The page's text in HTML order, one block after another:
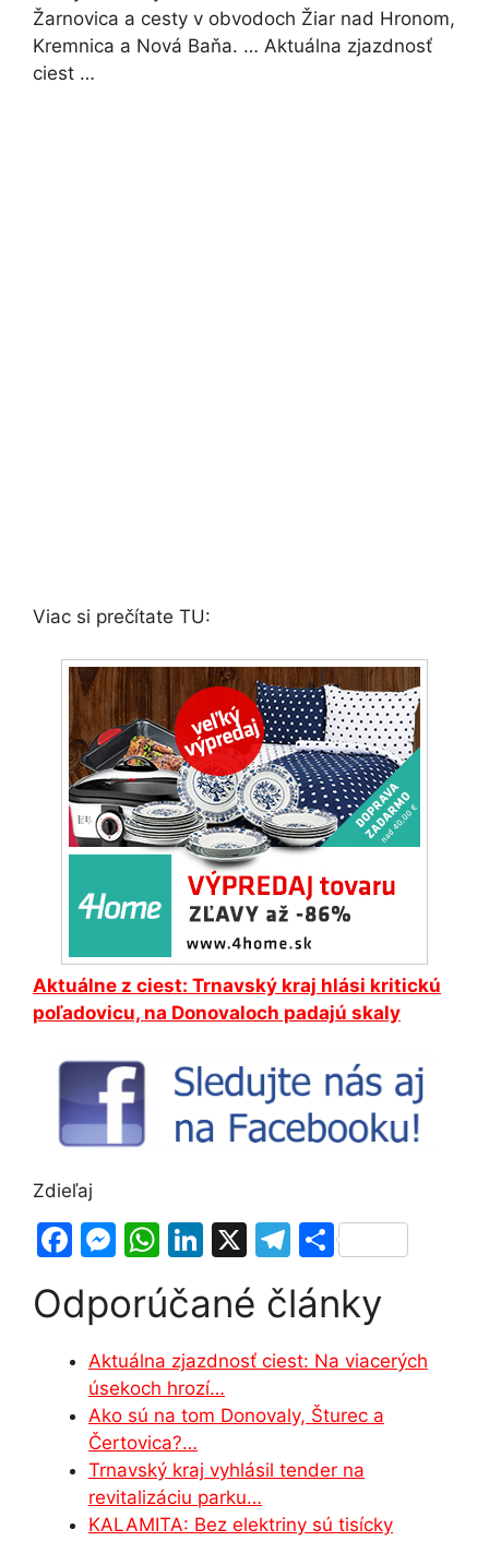
Žarnovica a cesty v obvodoch Žiar nad Hronom,
Kremnica a Nová Baňa. … Aktuálna zjazdnosť
ciest …
Viac si prečítate TU:
Aktuálne z ciest: Trnavský kraj hlási kritickú
poľadovicu, na Donovaloch padajú skaly
Zdieľaj
F
c
b
o
o
k
M
s
s
e
n
g
er
W
at
A
p
p
Li
k
e
dI
n
X
T
e
gr
a
m
S
ar
Odporúčané články
Aktuálna zjazdnosť ciest: Na viacerých
úsekoch hrozí…
Ako sú na tom Donovaly, Šturec a
Čertovica?…
Trnavský kraj vyhlásil tender na
revitalizáciu parku…
KALAMITA: Bez elektriny sú tisícky